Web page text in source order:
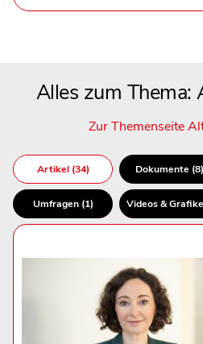
Alles zum Thema:
Zur Themenseite
Artikel (34) Dokumente (8)
Umfragen (1) Videos &